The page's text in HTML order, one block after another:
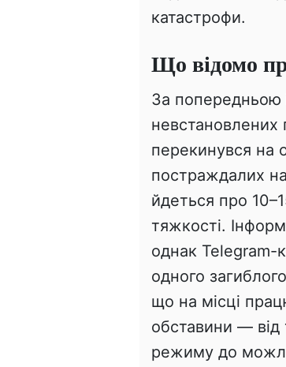
катастрофи.
Що відомо
За попередньою
невстановлених
перекинувся на
постраждалих
йдеться про
тяжкості.
однак
одного
що на місці
обставини — від
режиму до